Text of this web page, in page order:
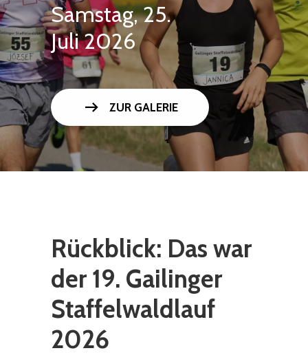
Samstag, 25.
Juli 2026
arrow_right_alt ZUR GALERIE
Rückblick: Das war
der 19. Gailinger
Staffelwaldlauf
2026